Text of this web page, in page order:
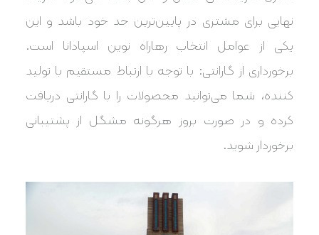
نهایی برای مشتری در پایین‌ترین حد خود باشد و این
یکی از عوامل انتخاب رهاراه نوین اسپادانا است.
برخورداری از گارانتی: با توجه با ارتباط مستقیم با تولید
کننده، شما می‌توانید محصولات را با گارانتی دریافت
کرده و در صورت بروز هرگونه مشگل از پشتیبانی
برخوردار شوید.